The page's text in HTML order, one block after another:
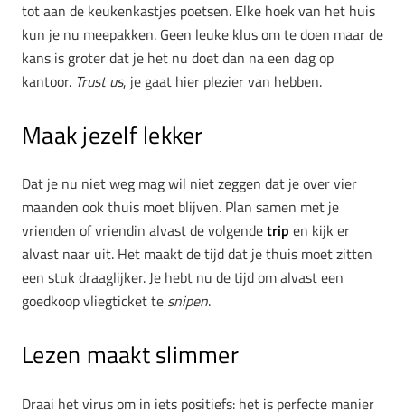
tot aan de keukenkastjes poetsen. Elke hoek van het huis
kun je nu meepakken. Geen leuke klus om te doen maar de
kans is groter dat je het nu doet dan na een dag op
kantoor. Trust us, je gaat hier plezier van hebben.
Maak jezelf lekker
Dat je nu niet weg mag wil niet zeggen dat je over vier
maanden ook thuis moet blijven. Plan samen met je
vrienden of vriendin alvast de volgendetrip en kijk er
alvast naar uit. Het maakt de tijd dat je thuis moet zitten
een stuk draaglijker. Je hebt nu de tijd om alvast een
goedkoop vliegticket te snipen.
Lezen maakt slimmer
Draai het virus om in iets positiefs: het is perfecte manier